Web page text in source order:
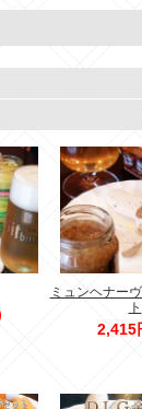
ミュンヘナー
ト
2,415